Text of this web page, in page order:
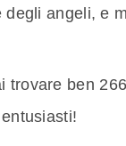
angeli, e
trovare ben